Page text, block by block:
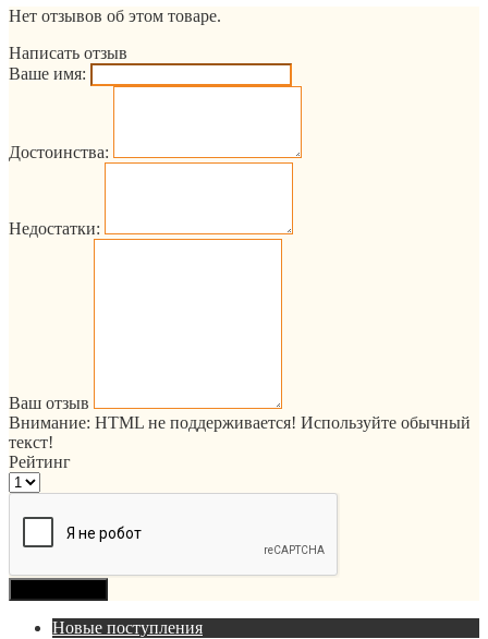
Нет отзывов об этом товаре.
Написать отзыв
Ваше имя:
Достоинства:
Недостатки:
Ваш отзыв
Внимание: HTML не поддерживается! Используйте обычный
текст!
Рейтинг
Новые поступления